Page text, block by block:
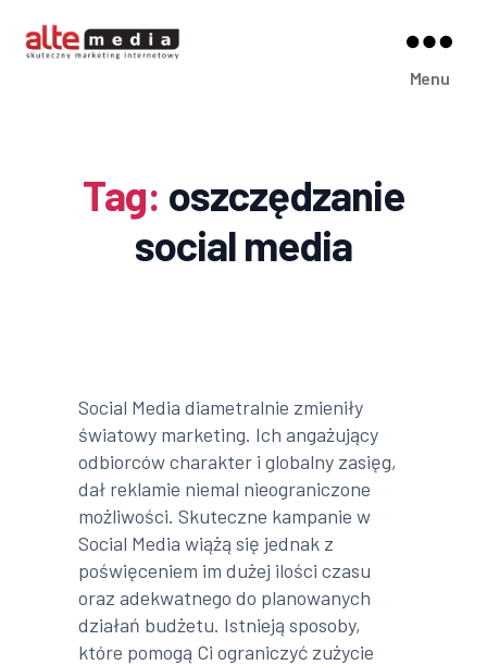
Menu
Tag: oszczędzanie
social media
Social Media diametralnie zmieniły
światowy marketing. Ich angażujący
odbiorców charakter i globalny zasięg,
dał reklamie niemal nieograniczone
możliwości. Skuteczne kampanie w
Social Media wiążą się jednak z
poświęceniem im dużej ilości czasu
oraz adekwatnego do planowanych
działań budżetu. Istnieją sposoby,
które pomogą Ci ograniczyć zużycie